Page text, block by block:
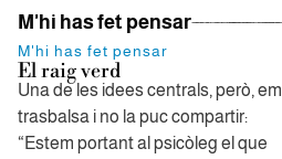
M'hi has fet pensar
M'hi has fet pensar
El raig verd
Una de les idees centrals, però, em
trasbalsa i no la puc compartir:
“Estem portant al psicòleg el que